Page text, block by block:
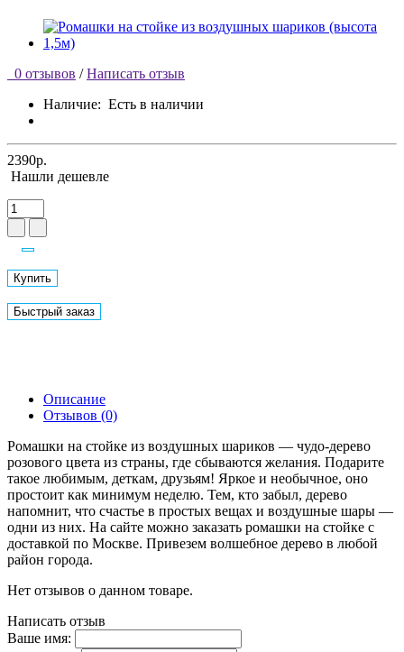
0 отзывов / Написать отзыв
Наличие: Есть в наличии
2390р.
Нашли дешевле
Купить
Быстрый заказ
Описание
Отзывов (0)
Ромашки на стойке из воздушных шариков — чудо-дерево
розового цвета из страны, где сбываются желания. Подарите
такое любимым, деткам, друзьям! Яркое и необычное, оно
простоит как минимум неделю. Тем, кто забыл, дерево
напомнит, что счастье в простых вещах и воздушные шары —
одни из них. На сайте можно заказать ромашки на стойке с
доставкой по Москве. Привезем волшебное дерево в любой
район города.
Нет отзывов о данном товаре.
Написать отзыв
Ваше имя: